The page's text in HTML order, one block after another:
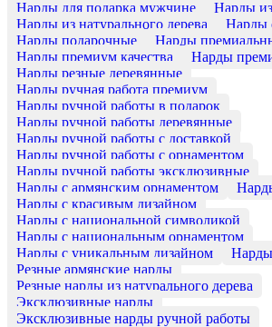
Нарды для подарка мужчине
Нарды из
Нарды из натурального дерева
Нарды
Нарды подарочные
Нарды
Нарды премиум качества
Нарды
Нарды резные деревянные
Нарды ручная работа премиум
Нарды ручной работы в подарок
Нарды ручной работы деревянные
Нарды ручной работы с доставкой
Нарды ручной работы с орнаментом
Нарды ручной работы эксклюзивные
Нарды с армянским орнаментом
Нарды с красивым дизайном
Нарды с национальной символикой
Нарды с национальным орнаментом
Нарды с уникальным дизайном
Резные армянские нарды
Резные нарды из натурального дерева
Эксклюзивные нарды
Эксклюзивные нарды ручной работы